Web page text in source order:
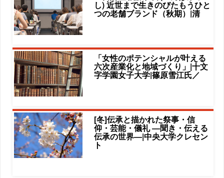
し) 近世まで生きのびたもうひと
つの老舗ブランド（秋期）|清
「女性のポテンシャルが叶える
六次産業化と地域づくり」|十文
字学園女子大学|篠原雪江氏／
[冬]伝承と描かれた祭事・信
仰・芸能・儀礼 ―聞き・伝える
伝承の世界―|中央大学クレセン
ト